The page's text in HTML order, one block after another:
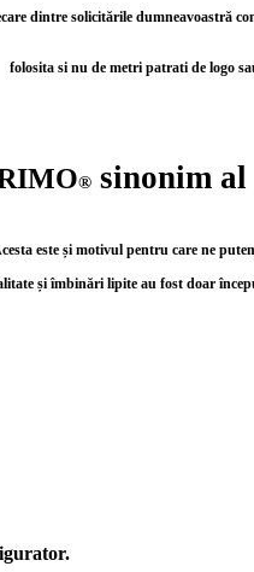
dintre solicitările dumneavoastră
folosita si nu de metri patrati de logo
®sinonim
este și motivul pentru care ne
și îmbinări lipite au fost doar